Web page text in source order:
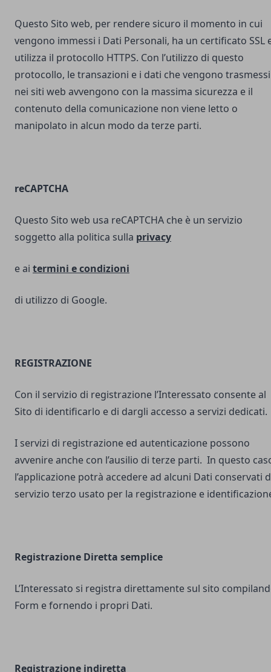
Questo Sito web, per rendere sicuro il momento in cui
vengono immessi i Dati Personali, ha un certificato SSL
utilizza il protocollo HTTPS. Con l’utilizzo di questo
protocollo, le transazioni e i dati che vengono trasmessi
nei siti web avvengono con la massima sicurezza e il
contenuto della comunicazione non viene letto o
manipolato in alcun modo da terze parti.
reCAPTCHA
Questo Sito web usa reCAPTCHA che è un servizio
soggetto alla politica sulla privacy
e ai termini econdizioni
di utilizzo di Google.
REGISTRAZIONE
Con il servizio di registrazione l’Interessato consente al
Sito di identificarlo e di dargli accesso a servizi dedicati.
I servizi di registrazione ed autenticazione possono
avvenire anche con l’ausilio di terze parti. In questo
l’applicazione potrà accedere ad alcuni Dati conservati
servizio terzo usato per la registrazione e
Registrazione Diretta semplice
L’Interessato si registra direttamente sul sito
Form e fornendo i propri Dati.
Registrazione indiretta